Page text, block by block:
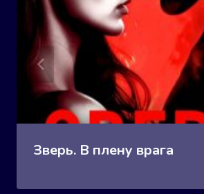
Зверь. В плену врага